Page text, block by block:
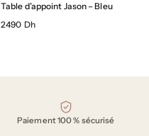
Table d’appoint Jason – Bleu
2490 Dh
Paiement 100 % sécurisé